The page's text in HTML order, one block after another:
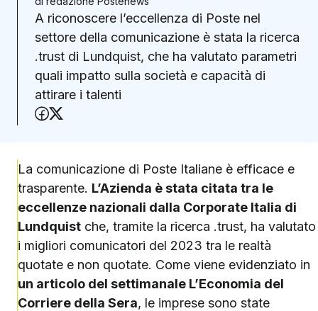
A riconoscere l’eccellenza di Poste nel
settore della comunicazione è stata la ricerca
.trust di Lundquist, che ha valutato parametri
quali impatto sulla società e capacità di
attirare i talenti
Condividi su Facebook
La comunicazione di Poste Italiane è efficace e
trasparente. L’Azienda è stata citata tra le
eccellenze nazionali dalla Corporate Italia di
Lundquist che, tramite la ricerca .trust, ha valutato
i migliori comunicatori del 2023 tra le realtà
quotate e non quotate. Come viene evidenziato in
un articolo del settimanale L’Economia del
Corriere della Sera, le imprese sono state